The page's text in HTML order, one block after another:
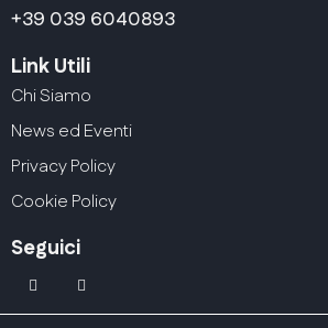
+39 039 6040893
Link Utili
Chi Siamo
News ed Eventi
Privacy Policy
Cookie Policy
Seguici
linkedinyoutube2